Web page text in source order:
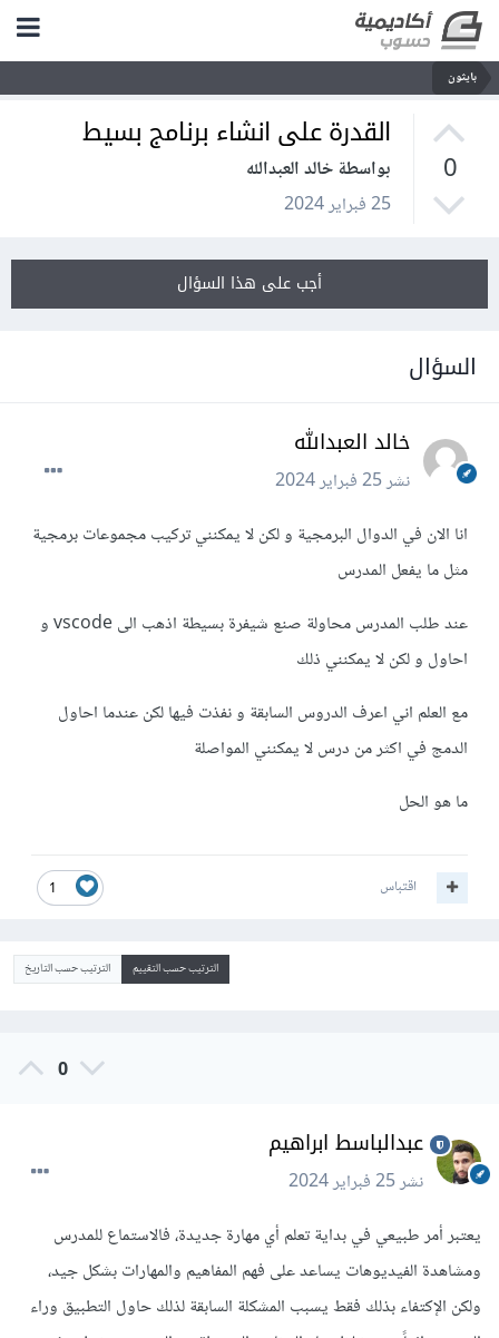
بايثون
0
القدرة على انشاء برنامج بسيط
بواسطة خالد العبدالله
25 فبراير 2024
أجب على هذا السؤال
السؤال
خالد العبدالله
نشر25 فبراير 2024
انا الان في الدوال البرمجية و لكن لا يمكنني تركيب مجموعات برمجية
مثل ما يفعل المدرس
عند طلب المدرس محاولة صنع شيفرة بسيطة اذهب الى vscode و
احاول و لكن لا يمكنني ذلك
مع العلم اني اعرف الدروس السابقة و نفذت فيها لكن عندما احاول
الدمج في اكثر من درس لا يمكنني المواصلة
ما هو الحل
1 اقتباس
الترتيب حسب التقييم الترتيب حسب التاريخ
0
عبدالباسط ابراهيم
نشر25 فبراير 2024
يعتبر أمر طبيعي في بداية تعلم أي مهارة جديدة، فالاستماع للمدرس
ومشاهدة الفيديوهات يساعد على فهم المفاهيم والمهارات بشكل جيد،
ولكن الإكتفاء بذلك فقط يسبب المشكلة السابقة لذلك حاول التطبيق وراء